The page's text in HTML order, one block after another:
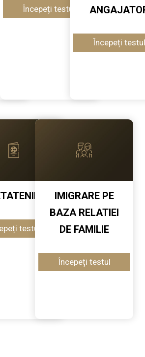
IMIGRARE PE
BAZA RELATIEI
DE FAMILIE